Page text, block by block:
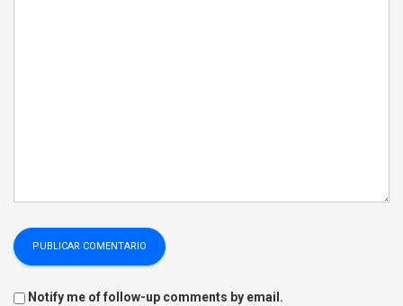
Notify me of follow-up comments by email.